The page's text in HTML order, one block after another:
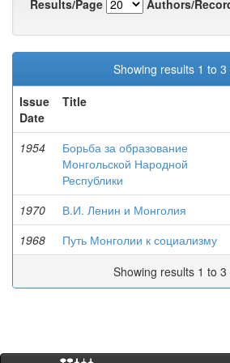
Results/Page
Authors/
Showing results 1 to 3
Issue
Date
Title
1954
Борьба за образование
Монгольской Народной
Республики
1970 В.И. Ленин и Монголия
1968
Путь Монголии к социализму
Showing results 1 to 3